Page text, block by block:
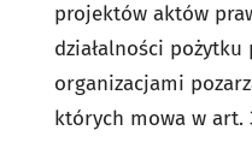
projektów aktów
działalności
organizacjami
których mowa w art.